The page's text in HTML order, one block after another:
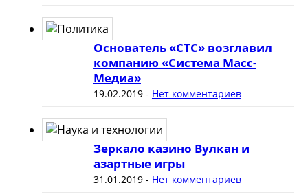
Основатель «СТС» возглавил
компанию «Система Масс-
Медиа»
19.02.2019- Нет комментариев
Зеркало казино Вулкан и
азартные игры
31.01.2019- Нет комментариев